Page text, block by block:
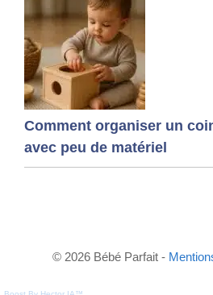
Comment organiser un
avec peu de matériel
© 2026 Bébé Parfait -